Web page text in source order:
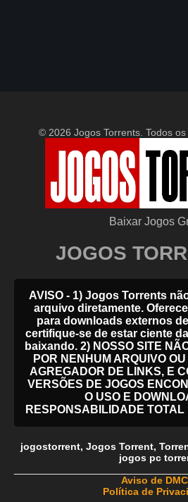
© 2026 Jogos Torrents. Todos
Baixar Jogos
JOGOS
AVISO - 1) Jogos Torrents
arquivo diretamente.
para downloads externos
certifique-se de estar ciente
baixando. 2) NOSSO SITE
POR NENHUM ARQUIVO
AGREGADOR DE LINKS, E
VERSÕES DE JOGOS
O USO E
RESPONSABILIDADE
jogostorrent, Jogos Torrent,
jogos pc
Aviso de
Política de